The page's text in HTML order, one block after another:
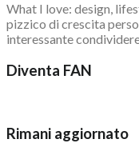
What I love: design,
pizzico di crescita
interessante
Diventa FAN
Rimani aggiornato